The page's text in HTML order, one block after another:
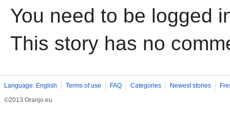
You need to be logged
This story has no
Language: English Terms of use FAQ Categories Newest stories
©2013 Oranjo.eu